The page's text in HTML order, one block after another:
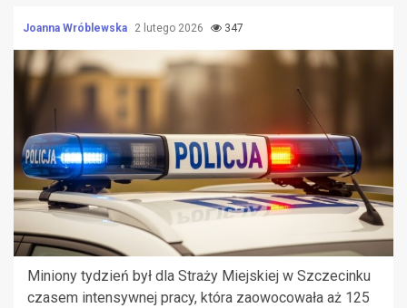
Joanna Wróblewska 2 lutego 2026 347
Miniony tydzień był dla Straży Miejskiej w Szczecinku
czasem intensywnej pracy, która zaowocowała aż 125